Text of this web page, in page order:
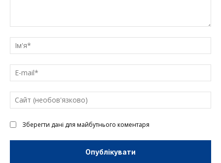
текст
Зберегти дані для майбутнього коментаря